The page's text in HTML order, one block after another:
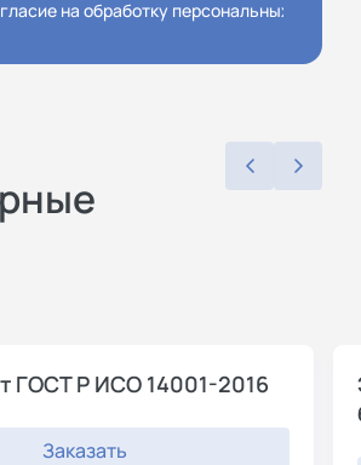
на обработку персональных
ГОСТ Р ИСО 14001-2016
Заказать